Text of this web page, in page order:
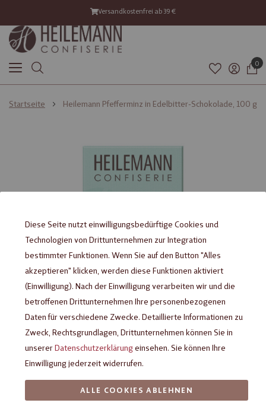
Versandkostenfrei ab 39 €
0
Startseite Heilemann Pfefferminz in Edelbitter-Schokolade, 100 g
Diese Seite nutzt einwilligungsbedürftige Cookies und
Technologien von Drittunternehmen zur Integration
bestimmter Funktionen. Wenn Sie auf den Button "Alles
akzeptieren" klicken, werden diese Funktionen aktiviert
(Einwilligung). Nach der Einwilligung verarbeiten wir und die
betroffenen Drittunternehmen Ihre personenbezogenen
Daten für verschiedene Zwecke. Detaillierte Informationen zu
Zweck, Rechtsgrundlagen, Drittunternehmen können Sie in
unsererDatenschutzerklärungeinsehen. Sie können Ihre
Einwilligung jederzeit widerrufen.
ALLE COOKIES ABLEHNEN